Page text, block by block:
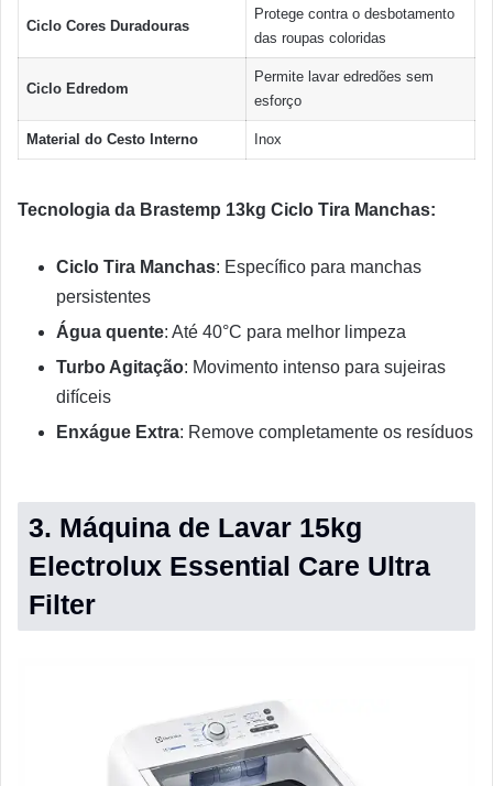
Ciclo Cores Duradouras
Protege contra o desbotamento
das roupas coloridas
Ciclo Edredom
Permite lavar edredões sem
esforço
Material do Cesto Interno Inox
Tecnologia da Brastemp 13kg Ciclo Tira Manchas:
Ciclo Tira Manchas: Específico para manchas
persistentes
Água quente: Até 40°C para melhor limpeza
Turbo Agitação: Movimento intenso para sujeiras
difíceis
Enxágue Extra: Remove completamente os resíduos
3. Máquina de Lavar 15kg
Electrolux Essential Care Ultra
Filter